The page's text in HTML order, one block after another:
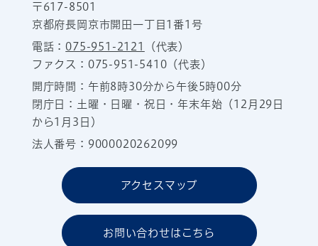
〒617-8501
京都府長岡京市開田一丁目1番1号
電話：075-951-2121
（代表）
ファクス：075-951-5410（代表）
開庁時間：午前8時30分から午後5時00分
閉庁日：土曜・日曜・祝日・年末年始（12月29日
から1月3日）
法人番号：9000020262099
アクセスマップ
お問い合わせはこちら